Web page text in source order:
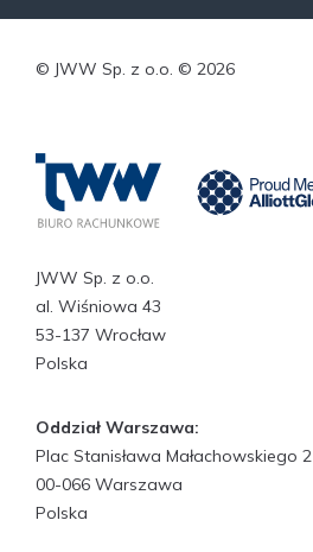
© JWW Sp. z o.o. © 2026
JWW Sp. z o.o.
al. Wiśniowa 43
53-137 Wrocław
Polska
Oddział Warszawa:
Plac Stanisława Małachowskiego 2
00-066 Warszawa
Polska